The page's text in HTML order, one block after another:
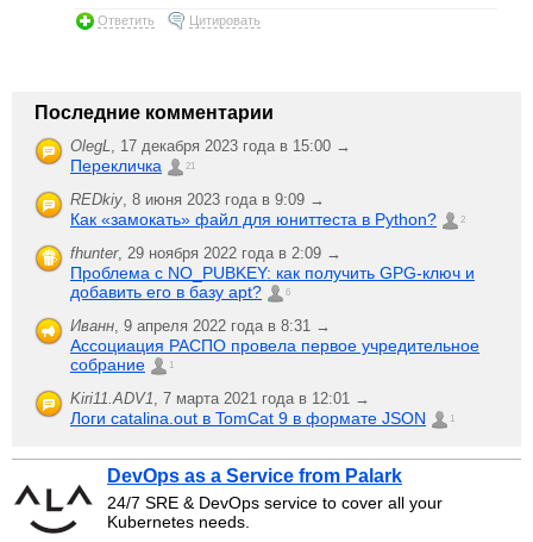
Ответить Цитировать
Последние комментарии
OlegL, 17 декабря 2023 года в 15:00 →
Перекличка 21
REDkiy, 8 июня 2023 года в 9:09 →
Как «замокать» файл для юниттеста в Python? 2
fhunter, 29 ноября 2022 года в 2:09 →
Проблема с NO_PUBKEY: как получить GPG-ключ и
добавить его в базу apt?
6
Иванн, 9 апреля 2022 года в 8:31 →
Ассоциация РАСПО провела первое учредительное
собрание
1
Kiri11.ADV1, 7 марта 2021 года в 12:01 →
Логи catalina.out в TomCat 9 в формате JSON 1
DevOps as a Service from Palark
24/7 SRE & DevOps service to cover all your
Kubernetes needs.